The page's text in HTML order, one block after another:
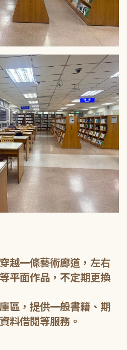
越一條藝術廊道，左右
平面作品，不定期更換
區，提供一般書籍、期
料借閱等服務。